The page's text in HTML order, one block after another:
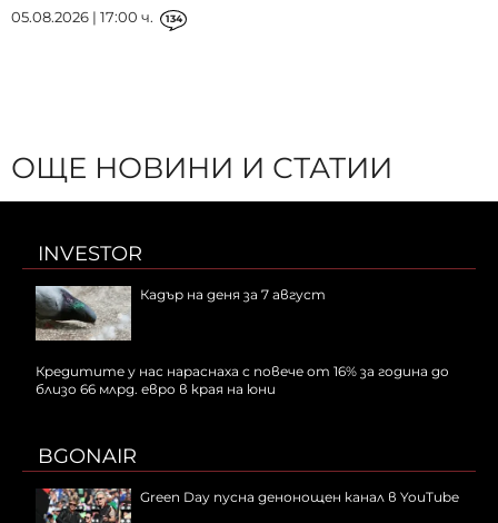
05.08.2026 | 17:00 ч. 134
ОЩЕ НОВИНИ И СТАТИИ
INVESTOR
Кадър на деня за 7 август
Кредитите у нас нараснаха с повече от 16% за година до
близо 66 млрд. евро в края на юни
BGONAIR
Green Day пусна денонощен канал в YouTube